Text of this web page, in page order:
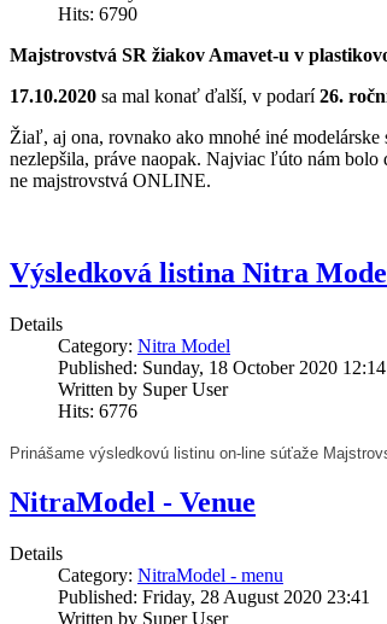
Hits: 6790
Majstrovstvá SR žiakov Amavet-u v
17.10.2020 sa mal konať ďalší, v podarí26.
Žiaľ, aj ona, rovnako ako mnohé iné
nezlepšila, práve naopak. Najviac ľúto nám
ne majstrovstvá ONLINE.
Výsledková listina Nitra
Details
Category: Nitra Model
Published: Sunday, 18 October 2020 12:14
Written by Super User
Hits: 6776
Prinášame výsledkovú listinu on-line súťaže
NitraModel - Venue
Details
Category: NitraModel - menu
Published: Friday, 28 August 2020 23:41
Written by Super User